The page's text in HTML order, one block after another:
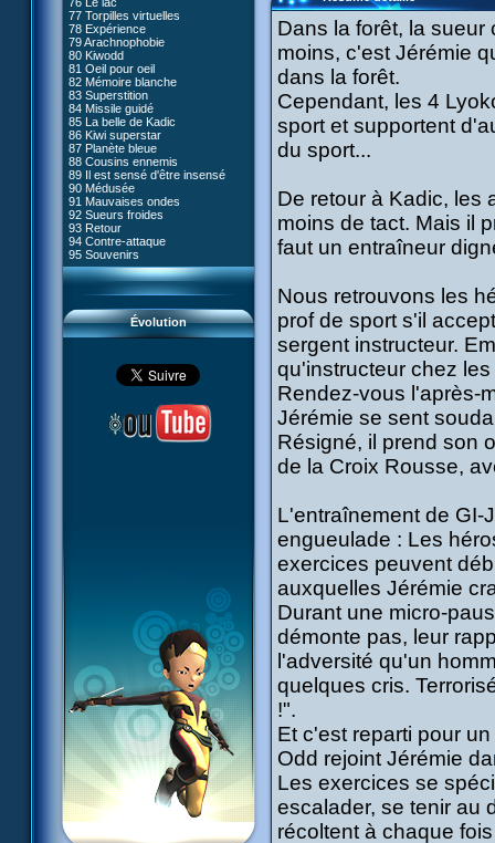
77 Torpilles virtuelles
78 Expérience
79 Arachnophobie
80 Kiwodd
81 Oeil pour oeil
82 Mémoire blanche
83 Superstition
84 Missile guidé
85 La belle de Kadic
86 Kiwi superstar
87 Planète bleue
88 Cousins ennemis
89 Il est sensé d'être insensé
90 Médusée
91 Mauvaises ondes
92 Sueurs froides
93 Retour
94 Contre-attaque
95 Souvenirs
Évolution
#05 - Rivalité
#06 - Soupçons
#07 - Compte-à-rebours
#08 - Virus
#09 - Comment tromper XANA
#10 - Le réveil du guerrier
#11 - Rendez-vous
#12 - Chaos à Kadic
#13 - Vendredi 13
#14 - Intrusion
#15 - Les sans-codes
#16 - Confusion
#17 - Un avenir professionnel
assuré
#18 - Obstination
#19 - Le piège
#20 - Espionnage
#21 - Faux-semblants
#22 - Mutinerie
#23 - Le blues de Jérémie
#24 - Paradoxe temporel
#25 - Hécatombe
#26 - Ultime mission
Dans la forêt, la sueur
moins, c'est Jérémie
dans la forêt.
Cependant, les 4
sport et supportent
du sport...
De retour à Kadic, les
moins de tact. Mais il
faut un entraîneur
Nous retrouvons les
prof de sport s'il
sergent instructeur.
qu'instructeur chez
Rendez-vous l'après-
Jérémie se sent
Résigné, il prend son
de la Croix Rousse,
L'entraînement de GI-
engueulade : Les
exercices peuvent
auxquelles Jérémie
Durant une micro-
démonte pas, leur
l'adversité qu'un
quelques cris.
!".
Et c'est reparti pour
Odd rejoint Jérémie
Les exercices se
escalader, se tenir au
récoltent à chaque